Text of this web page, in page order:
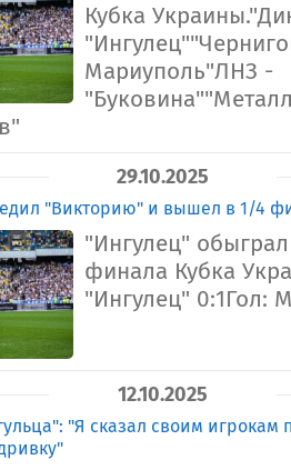
Кубка
Мариуполь"ЛНЗ -
29.10.2025
"Викторию" и вышел в 1/4
"Ингулец"
финала Кубка
"Ингулец" 0:1Гол:
12.10.2025
"Я сказал своим игрокам